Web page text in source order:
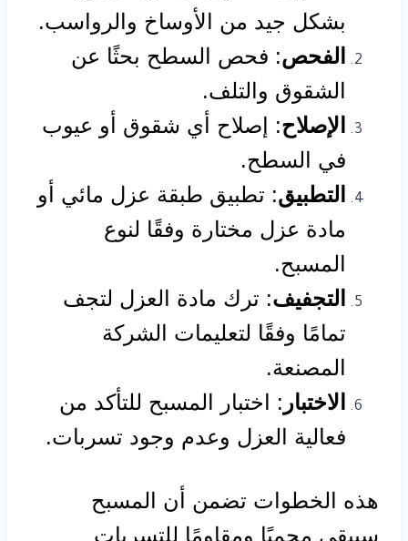
بشكل جيد من الأوساخ والرواسب.
الفحص: فحص السطح بحثًا عن
الشقوق والتلف.
الإصلاح: إصلاح أي شقوق أو عيوب
في السطح.
التطبيق: تطبيق طبقة عزل مائي أو
مادة عزل مختارة وفقًا لنوع
المسبح.
التجفيف: ترك مادة العزل لتجف
تمامًا وفقًا لتعليمات الشركة
المصنعة.
الاختبار : اختبار المسبح للتأكد من
فعالية العزل وعدم وجود تسربات.
هذه الخطوات تضمن أن المسبح
سيبقى محميًا ومقاومًا للتسربات